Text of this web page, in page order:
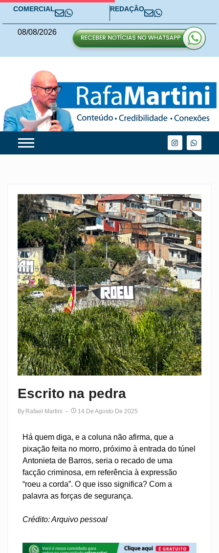
COMERCIAL REDAÇÃO
08/08/2026
Escrito na pedra
By Rafael Martini 14 De Agosto De 2025
Há quem diga, e a coluna não afirma, que a
pixação feita no morro, próximo à entrada do túnel
Antonieta de Barros, seria o recado de uma
facção criminosa, em referência à expressão
“roeu a corda”. O que isso significa? Com a
palavra as forças de segurança.
Crédito: Arquivo pessoal